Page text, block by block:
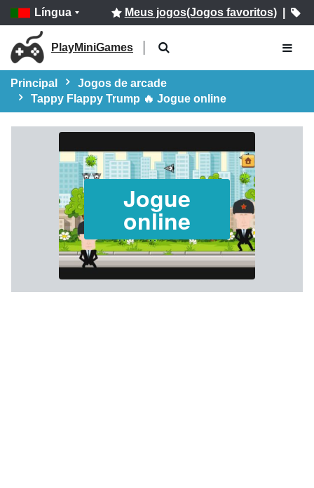
Língua Meus jogos(Jogos favoritos)|
PlayMiniGames
Principal
Jogos de arcade
Tappy Flappy Trump 🔥 Jogue online
Jogue
online